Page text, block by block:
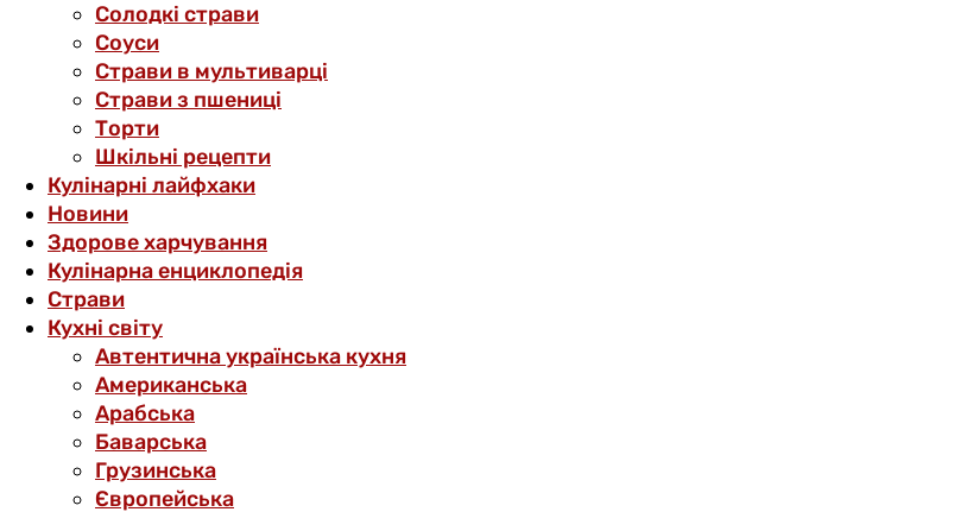
Солодкі страви
Соуси
Страви в мультиварці
Страви з пшениці
Торти
Шкільні рецепти
Кулінарні лайфхаки
Новини
Здорове харчування
Кулінарна енциклопедія
Страви
Кухні світу
Автентична українська кухня
Американська
Арабська
Баварська
Грузинська
Європейська